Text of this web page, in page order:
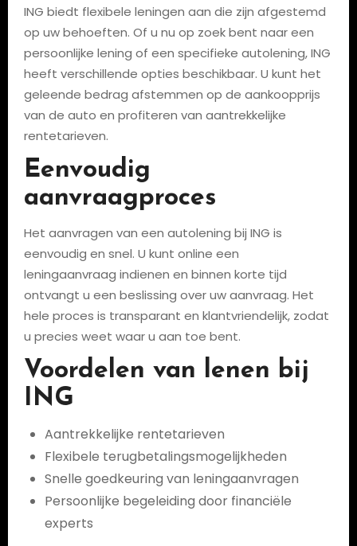
ING biedt flexibele leningen aan die zijn afgestemd
op uw behoeften. Of u nu op zoek bent naar een
persoonlijke lening of een specifieke autolening, ING
heeft verschillende opties beschikbaar. U kunt het
geleende bedrag afstemmen op de aankoopprijs
van de auto en profiteren van aantrekkelijke
rentetarieven.
Eenvoudig
aanvraagproces
Het aanvragen van een autolening bij ING is
eenvoudig en snel. U kunt online een
leningaanvraag indienen en binnen korte tijd
ontvangt u een beslissing over uw aanvraag. Het
hele proces is transparant en klantvriendelijk, zodat
u precies weet waar u aan toe bent.
Voordelen van lenen bij
ING
Aantrekkelijke rentetarieven
Flexibele terugbetalingsmogelijkheden
Snelle goedkeuring van leningaanvragen
Persoonlijke begeleiding door financiële
experts